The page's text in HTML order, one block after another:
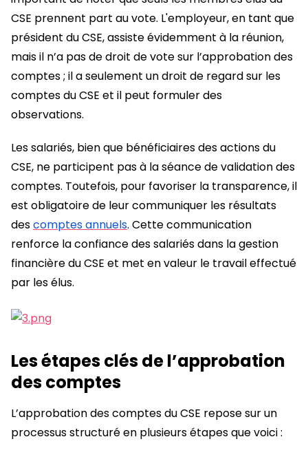
CSE prennent part au vote. L'employeur, en tant que
président du CSE, assiste évidemment à la réunion,
mais il n’a pas de droit de vote sur l’approbation des
comptes ; il a seulement un droit de regard sur les
comptes du CSE et il peut formuler des
observations.
Les salariés, bien que bénéficiaires des actions du
CSE, ne participent pas à la séance de validation des
comptes. Toutefois, pour favoriser la transparence, il
est obligatoire de leur communiquer les résultats
descomptes annuels. Cette communication
renforce la confiance des salariés dans la gestion
financière du CSE et met en valeur le travail effectué
par les élus.
Les étapes clés de l’approbation
des comptes
L’approbation des comptes du CSE repose sur un
processus structuré en plusieurs étapes que voici :